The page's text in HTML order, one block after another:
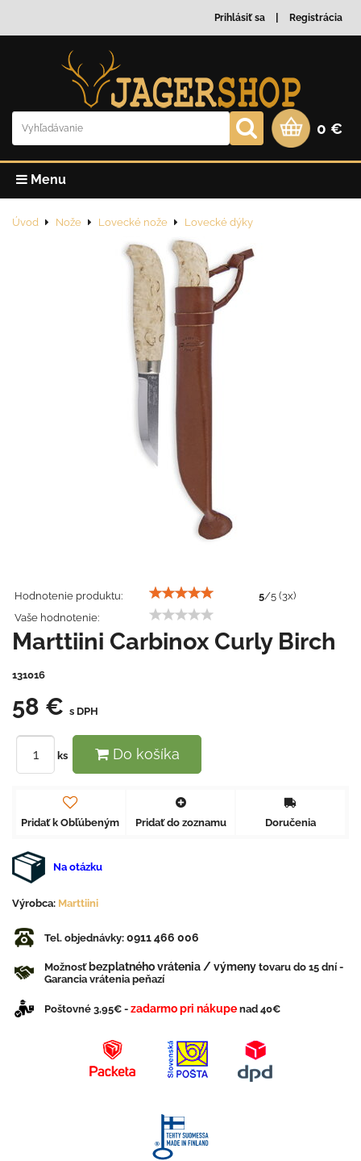
Prihlásiť sa Registrácia
0 €
Menu
Úvod Nože Lovecké nože Lovecké dýky
Hodnotenie produktu: 5/5 (3x)
Vaše hodnotenie:
Marttiini Carbinox Curly Birch
131016
58 € s DPH
ks Do košíka
Pridať k Obľúbeným Pridať do zoznamu Doručenia
Na otázku
Výrobca: Marttiini
Tel. objednávky: 0911 466 006
Možnosťbezplatného vrátenia / výmeny tovaru do 15 dní -
Garancia vrátenia peňazí
Poštovné 3,95€ - zadarmo pri nákupe nad 40€